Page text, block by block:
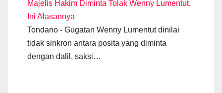
Majelis Hakim Diminta Tolak Wenny Lumentut,
Ini Alasannya
Tondano - Gugatan Wenny Lumentut dinilai
tidak sinkron antara posita yang diminta
dengan dalil, saksi…